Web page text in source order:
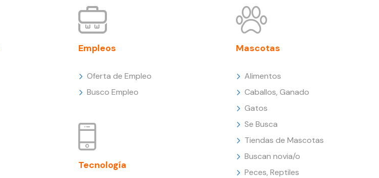
Empleos
Oferta de Empleo
Busco Empleo
Tecnología
Mascotas
Alimentos
Caballos, Ganado
Gatos
Se Busca
Tiendas de Mascotas
Buscan novia/o
Peces, Reptiles